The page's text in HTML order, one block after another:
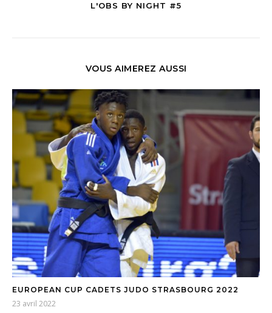
L'OBS BY NIGHT #5
VOUS AIMEREZ AUSSI
EUROPEAN CUP CADETS JUDO STRASBOURG 2022
23 avril 2022